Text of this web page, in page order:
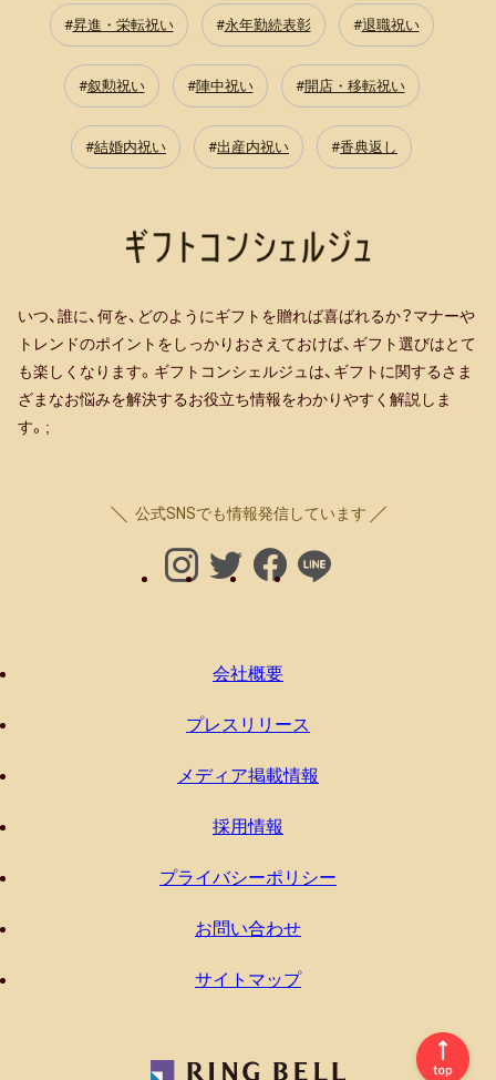
昇進・栄転祝い 永年勤続表彰 退職祝い
叙勲祝い 陣中祝い 開店・移転祝い
結婚内祝い 出産内祝い 香典返し
いつ、誰に、何を、どのようにギフトを贈れば喜ばれるか？マナーや
トレンドのポイントをしっかりおさえておけば、ギフト選びはとて
も楽しくなります。ギフトコンシェルジュは、ギフトに関するさま
ざまなお悩みを解決するお役立ち情報をわかりやすく解説しま
す。;
公式SNSでも情報発信しています
会社概要
プレスリリース
メディア掲載情報
採用情報
プライバシーポリシー
お問い合わせ
サイトマップ